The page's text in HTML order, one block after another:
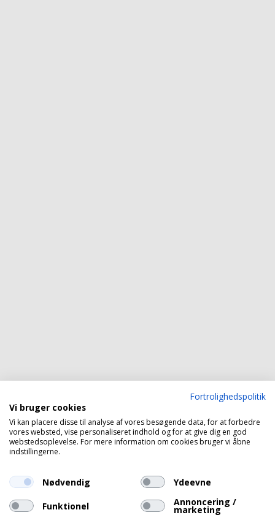
Fortrolighedspolitik
Vi bruger cookies
Vi kan placere disse til analyse af vores besøgende data, for at forbedre
vores websted, vise personaliseret indhold og for at give dig en god
webstedsoplevelse. For mere information om cookies bruger vi åbne
indstillingerne.
Nødvendig Ydeevne
Funktionel Annoncering /
marketing